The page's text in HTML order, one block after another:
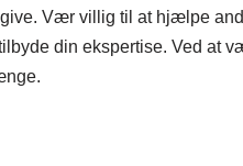
Vær villig til at hjælpe
din ekspertise. Ved at